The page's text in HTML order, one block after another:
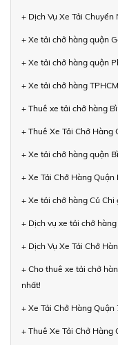
+ Dịch Vụ Xe Tải
+ Xe tải chở hàng quận
+ Xe tải chở hàng quận
+ Xe tải chở hàng
+ Thuê xe tải chở hàng
+ Thuê Xe Tải Chở Hàng
+ Xe tải chở hàng quận
+ Xe Tải Chở Hàng Quận
+ Xe tải chở hàng Củ Chi
+ Dịch vụ xe tải chở
+ Dịch Vụ Xe Tải Chở
+ Cho thuê xe tải chở
nhất!
+ Xe Tải Chở Hàng Quận
+ Thuê Xe Tải Chở Hàng